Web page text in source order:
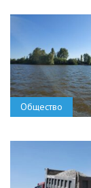
Общество